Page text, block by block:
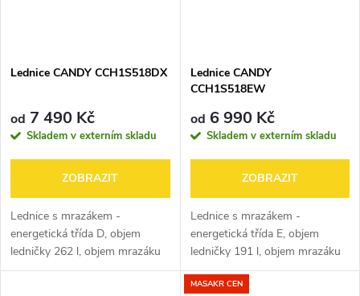
Lednice CANDY CCH1S518DX
od 7 490 Kč
Skladem v externím skladu
ZOBRAZIT
Lednice s mrazákem -
energetická třída D, objem
ledničky 262 l, objem mrazáku
71 l, 4 police, panty vpravo,
Lednice CANDY
CCH1S518EW
od 6 990 Kč
Skladem v externím skladu
ZOBRAZIT
Lednice s mrazákem -
energetická třída E, objem
ledničky 191 l, objem mrazáku
71 l, 4 police, panty vpravo,
LED osvětlení, statické chlazení
MASAKR CEN